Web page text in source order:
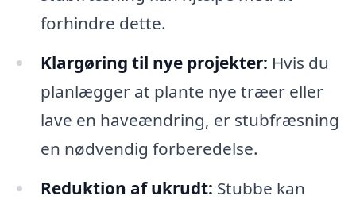
forhindre dette.
Klargøring til nye projekter: Hvis du
planlægger at plante nye træer eller
lave en haveændring, er stubfræsning
en nødvendig forberedelse.
Reduktion af ukrudt: Stubbe kan